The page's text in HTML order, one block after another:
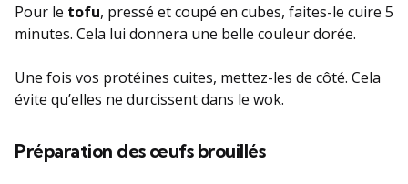
Pour le tofu, pressé et coupé en cubes, faites-le cuire 5
minutes. Cela lui donnera une belle couleur dorée.
Une fois vos protéines cuites, mettez-les de côté. Cela
évite qu’elles ne durcissent dans le wok.
Préparation des œufs brouillés